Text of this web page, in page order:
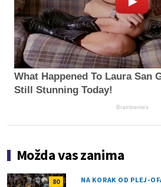
What Happened To Laura San
Still Stunning Today!
Brainberries
Možda vas zanima
80 NA KORAK OD PLEJ-